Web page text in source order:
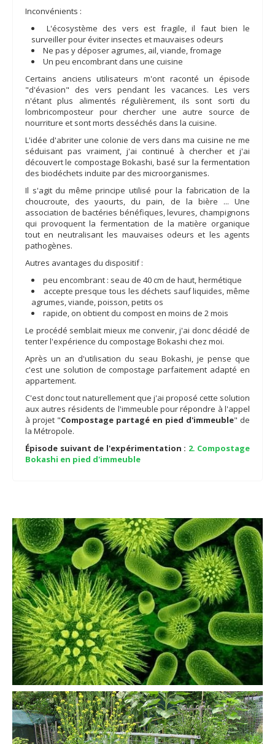
Inconvénients :
L'écosystème des vers est fragile, il faut bien le
surveiller pour éviter insectes et mauvaises odeurs
Ne pas y déposer agrumes, ail, viande, fromage
Un peu encombrant dans une cuisine
Certains anciens utilisateurs m'ont raconté un épisode
"d'évasion" des vers pendant les vacances. Les vers
n'étant plus alimentés régulièrement, ils sont sorti du
lombricomposteur pour chercher une autre source de
nourriture et sont morts desséchés dans la cuisine.
L'idée d'abriter une colonie de vers dans ma cuisine ne me
séduisant pas vraiment, j'ai continué à chercher et j'ai
découvert le compostage Bokashi, basé sur la fermentation
des biodéchets induite par des microorganismes.
Il s'agit du même principe utilisé pour la fabrication de la
choucroute, des yaourts, du pain, de la bière ... Une
association de bactéries bénéfiques, levures, champignons
qui provoquent la fermentation de la matière organique
tout en neutralisant les mauvaises odeurs et les agents
pathogènes.
Autres avantages du dispositif :
peu encombrant : seau de 40 cm de haut, hermétique
accepte presque tous les déchets sauf liquides, même
agrumes, viande, poisson, petits os
rapide, on obtient du compost en moins de 2 mois
Le procédé semblait mieux me convenir, j'ai donc décidé de
tenter l'expérience du compostage Bokashi chez moi.
Après un an d'utilisation du seau Bokashi, je pense que
c'est une solution de compostage parfaitement adapté en
appartement.
C'est donc tout naturellement que j'ai proposé cette solution
aux autres résidents de l'immeuble pour répondre à l'appel
à projet "Compostage partagé en pied d'immeuble" de
la Métropole.
Épisode suivant de l'expérimentation : 2. Compostage
Bokashi en pied d'immeuble